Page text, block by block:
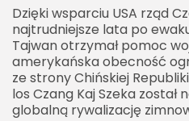
Dzięki wsparciu USA rząd
najtrudniejsze lata po
Tajwan otrzymał pomoc
amerykańska obecność
ze strony Chińskiej
los Czang Kaj Szeka został
globalną rywalizację